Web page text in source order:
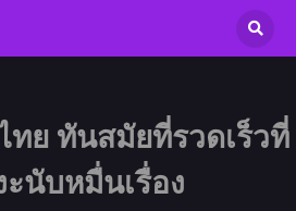
ทย ทันสมัยที่รวดเร็วที่
ะนับหมื่นเรื่อง